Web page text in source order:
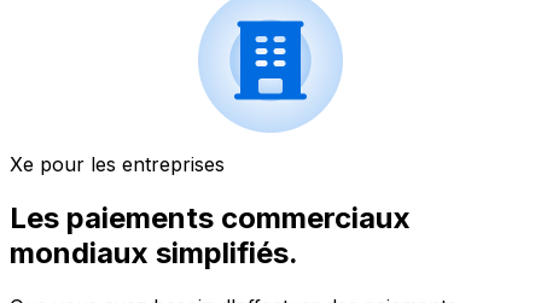
Xe pour les entreprises
Les paiements commerciaux
mondiaux simplifiés.